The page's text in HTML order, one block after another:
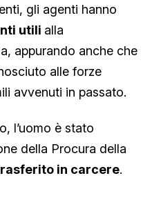
gli agenti hanno
utili alla
appurando anche che
alle forze
avvenuti in passato.
l’uomo è stato
della Procura della
in carcere.